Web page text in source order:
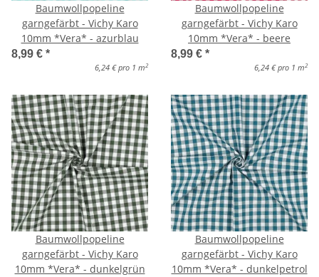
Baumwollpopeline
garngefärbt - Vichy Karo
10mm *Vera* - azurblau
8,99 € *
6,24 € pro 1 m 2
Baumwollpopeline
garngefärbt - Vichy Karo
10mm *Vera* - beere
8,99 € *
6,24 € pro 1 m 2
Baumwollpopeline
garngefärbt - Vichy Karo
10mm *Vera* - dunkelgrün
Baumwollpopeline
garngefärbt - Vichy Karo
10mm *Vera* - dunkelpetrol